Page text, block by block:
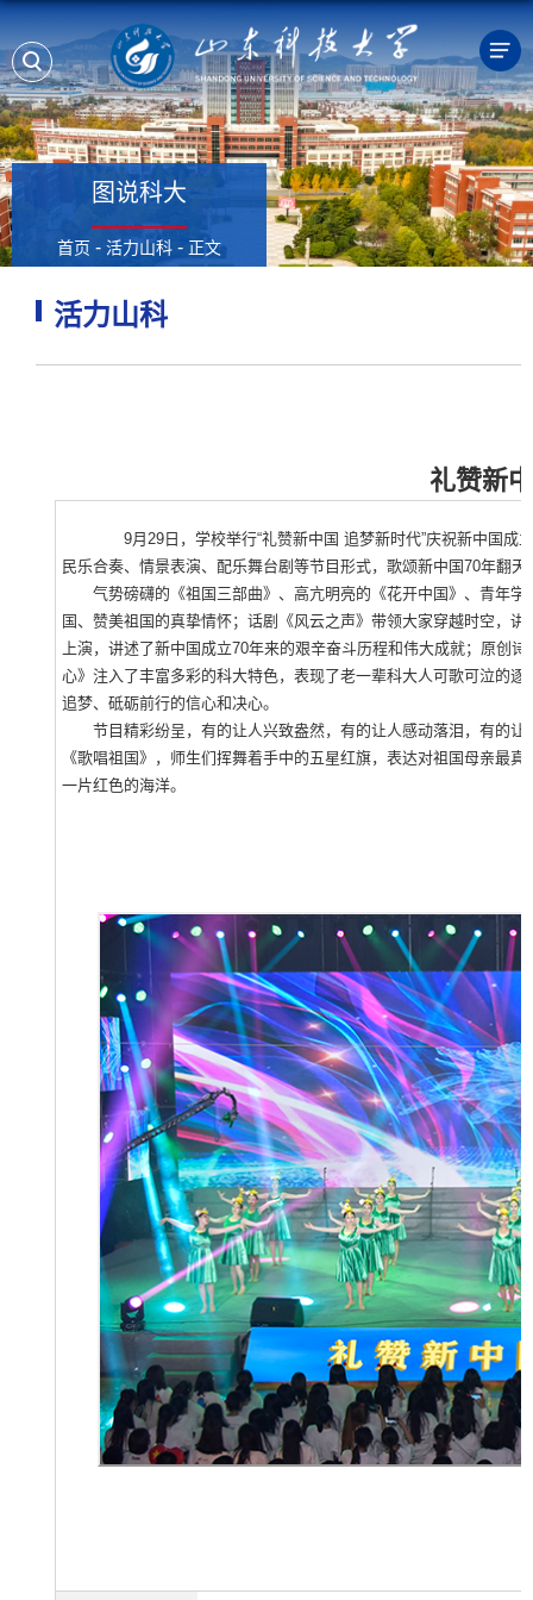
图说科大
首页 - 活力山科 - 正文
活力山科
礼赞新
9月29日，学校举行“礼赞新中国 追梦新时代”庆祝新中国成立
民乐合奏、情景表演、配乐舞台剧等节目形式，歌颂新中国70年翻
气势磅礴的《祖国三部曲》、高亢明亮的《花开中国》、青年学
国、赞美祖国的真挚情怀；话剧《风云之声》带领大家穿越时空，
上演，讲述了新中国成立70年来的艰辛奋斗历程和伟大成就；原创
心》注入了丰富多彩的科大特色，表现了老一辈科大人可歌可泣的
追梦、砥砺前行的信心和决心。
节目精彩纷呈，有的让人兴致盎然，有的让人感动落泪，有的
《歌唱祖国》，师生们挥舞着手中的五星红旗，表达对祖国母亲最
一片红色的海洋。